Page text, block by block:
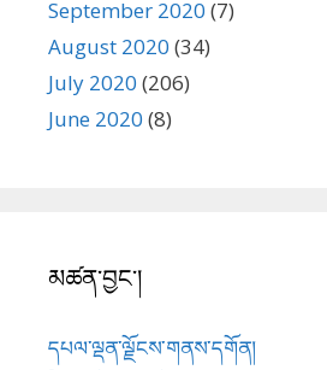
དཔལ་ལྡན་ལྗོངས་གནས་དགོན།
རི་པ་སྟོད་མ་དགོན།
གསེར་ཆེན་ངེས་དོན་ཆོས་འཁོར་གླིང་དགོན།
སྨྱུག་ལ་ལེགས་བཤད་གླིང་།
རྔ་རོང་དགོན།
སྒྲུབ་བརྒྱུད་དགོན།